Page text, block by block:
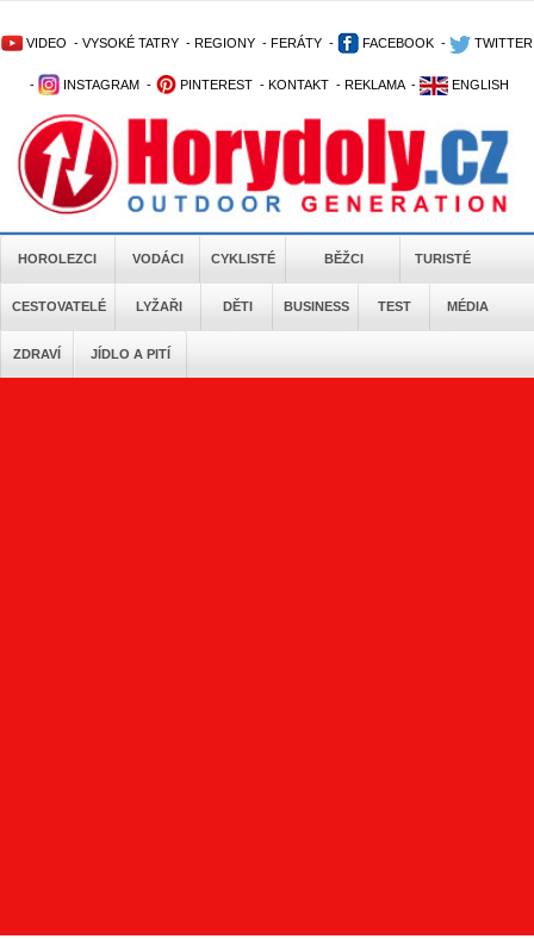
VIDEO - VYSOKÉ TATRY - REGIONY - FERÁTY - FACEBOOK - TWITTER
- INSTAGRAM - PINTEREST - KONTAKT - REKLAMA - ENGLISH
HOROLEZCI VODÁCI CYKLISTÉ BĚŽCI TURISTÉ
CESTOVATELÉ LYŽAŘI DĚTI BUSINESS TEST MÉDIA
ZDRAVÍ JÍDLO A PITÍ